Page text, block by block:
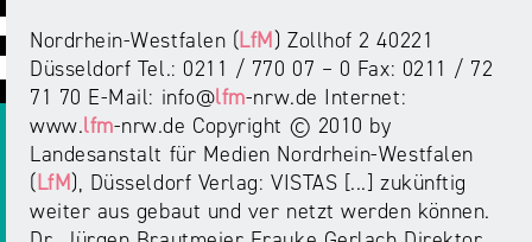
Intermediäre
Europa
in
der
Medienregulierung
Day
Laut-
und-
Klar-
Festival
#äsch-
Tecks
Juuuport
Förderungen
und
Ausschreibungen
Datenschutzaufsicht
Rechtsgrundlagen
Berichte
Nordrhein-Westfalen (LfM) Zollhof 2 40221
Düsseldorf Tel.: 0211 / 770 07 – 0 Fax: 0211 / 72
71 70 E-Mail: info@lfm-nrw.de Internet:
www.lfm-nrw.de Copyright © 2010 by
Landesanstalt für Medien Nordrhein-Westfalen
(LfM), Düsseldorf Verlag: VISTAS [...] zukünftig
weiter aus gebaut und ver netzt werden können.